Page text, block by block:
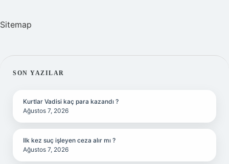
Sitemap
SIDEBAR
SON YAZILAR
Kurtlar Vadisi kaç para kazandı ?
Ağustos 7, 2026
Ilk kez suç işleyen ceza alır mı ?
Ağustos 7, 2026